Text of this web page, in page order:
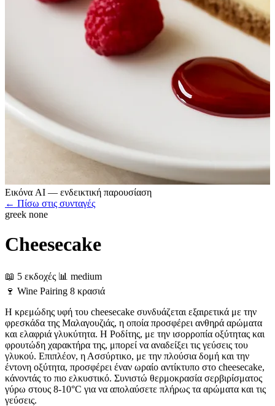
Εικόνα AI — ενδεικτική παρουσίαση
← Πίσω στις συνταγές
greek none
Cheesecake
📖 5 εκδοχές 📊 medium
🍷 Wine Pairing 8 κρασιά
Η κρεμώδης υφή του cheesecake συνδυάζεται εξαιρετικά με την
φρεσκάδα της Μαλαγουζιάς, η οποία προσφέρει ανθηρά αρώματα
και ελαφριά γλυκύτητα. Η Ροδίτης, με την ισορροπία οξύτητας και
φρουτώδη χαρακτήρα της, μπορεί να αναδείξει τις γεύσεις του
γλυκού. Επιπλέον, η Ασσύρτικο, με την πλούσια δομή και την
έντονη οξύτητα, προσφέρει έναν ωραίο αντίκτυπο στο cheesecake,
κάνοντάς το πιο ελκυστικό. Συνιστώ θερμοκρασία σερβιρίσματος
γύρω στους 8-10°C για να απολαύσετε πλήρως τα αρώματα και τις
γεύσεις.